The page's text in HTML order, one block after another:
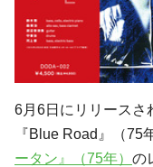
6月6日にリリースさ
『Blue Road』（75
ータン』（75年） の